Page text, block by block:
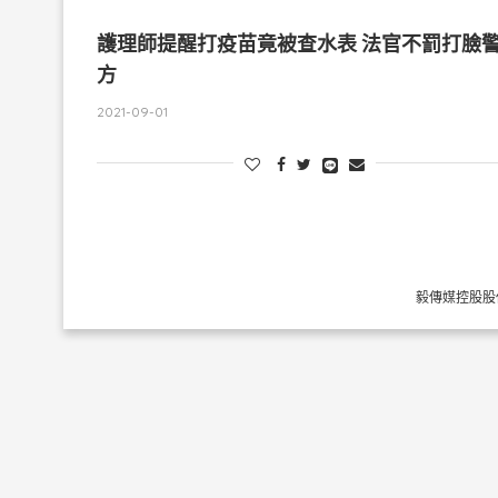
護理師提醒打疫苗竟被查水表 法官不罰打臉
方
2021-09-01
毅傳媒控股